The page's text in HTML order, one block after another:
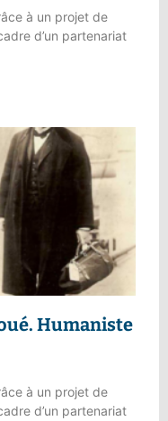
à un projet de
d’un partenariat
Humaniste
à un projet de
d’un partenariat